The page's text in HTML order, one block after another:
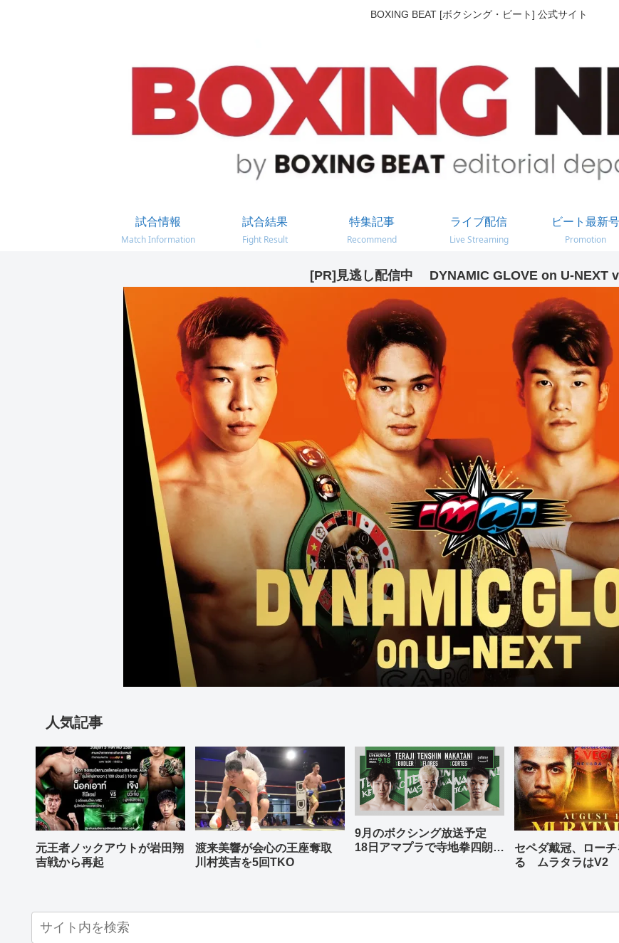
BOXING BEAT [ボクシング・ビート] 公式サイト
試合情報
Match Information
試合結果
Fight Result
特集記事
Recommend
ライブ配信
Live Streaming
ビート最新号
Promotion
[PR]見逃し配信中 DYNAMIC GLOVE on U-NEXT
人気記事
元王者ノックアウトが岩田翔
吉戦から再起
渡来美響が会心の王座奪取
川村英吉を5回TKO
9月のボクシング放送予定
18日アマプラで寺地拳四朗、
セペダ戴冠、ローチ
る ムラタラはV2